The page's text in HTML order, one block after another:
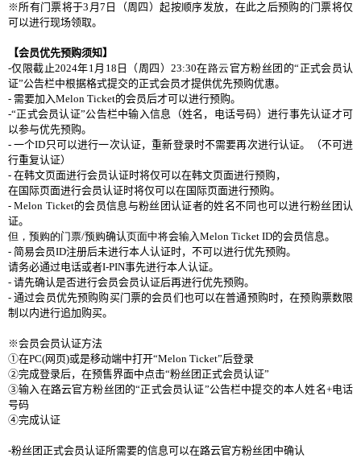
※所有门票将于3 月7 日（周 四 ）起按顺序发放，在此之后预购的门票将仅
可以进行现场领取。
【会员优先预购须知】
-仅 限截止2024年1月 18 日（周 四 ）23:30在路云 官方粉丝团 的“正式会员认
证”公告栏中根据格式提交的正式会员才提供优先预购优惠。
- 需要加入Melon Ticket的会员后才可以进行预购。
-“正式会员认证”公告栏中输 入信息（姓名， 电话号码）进行事先认证才可
以参与优先预购。
-一个ID 只可以进行一次认证，重新登录时不需要再次进行认证。（不可进
行重复认证）
- 在韩文页面进行会员认证时将仅可以在韩文页面进行预购，
在国际页面进行会员认证时将仅可以在国际页面进行预购。
- Melon Ticket的会员信息与粉丝团认证者的姓名不同也可以进行粉丝团认
证。
但，预购的门票/预购确认页面中将会输入Melon Ticket ID的会员信息。
- 简易会员ID注册后未进行本人认证时，不可以进行优先预购。
请务必通过电话或者I-PIN事先进行本人认证。
- 请先确认是否进行会员会员认证后再进行优先预购。
-通过会员优先预购购买门票的会员们也可以在普通预购时，在预购票数限
制以内进行追加购买。
※会员会员认证方法
①在PC(网页)或是移动端中打开“Melon Ticket”后登录
②完成登录后，在预售界面中点击“粉丝团 正式会员认证”
③输入在路云官方粉丝团 的“正式会员认证”公告栏中提交的本人姓名+电话
号码
④完成认证
-粉丝团 正式会员认证所需要的信息可以在路云官方粉丝团 中确认